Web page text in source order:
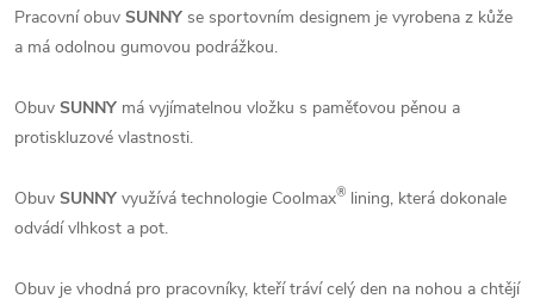
Pracovní obuv SUNNY se sportovním designem je vyrobena z kůže
a má odolnou gumovou podrážkou.
Obuv SUNNY má vyjímatelnou vložku s paměťovou pěnou a
protiskluzové vlastnosti.
Obuv SUNNY využívá technologie Coolmax® lining, která dokonale
odvádí vlhkost a pot.
Obuv je vhodná pro pracovníky, kteří tráví celý den na nohou a chtějí